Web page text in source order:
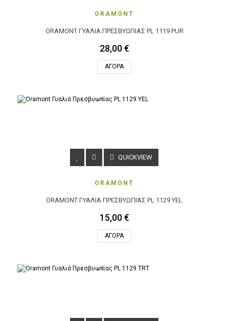
ORAMONT
ORAMONT ΓΥΑΛΙΆ ΠΡΕΣΒΥΩΠΊΑΣ PL 1119 PUR
28,00 €
ΑΓΟΡΆ
QUICKVIEW
ORAMONT
ORAMONT ΓΥΑΛΙΆ ΠΡΕΣΒΥΩΠΊΑΣ PL 1129 YEL
15,00 €
ΑΓΟΡΆ